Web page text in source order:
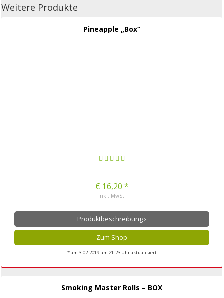
Weitere Produkte
Pineapple „Box“
€ 16,20 *
inkl. MwSt.
Produktbeschreibung ›
Zum Shop
* am 3.02.2019 um 21:23 Uhr aktualisiert
Smoking Master Rolls – BOX